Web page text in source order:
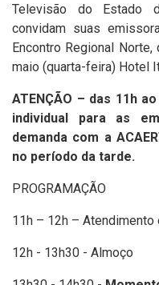
Televisão do Estado
convidam suas
Encontro Regional
maio (quarta-feira) Hotel
ATENÇÃO – das 11h
individual para as
demanda com a
no período da tarde.
PROGRAMAÇÃO
11h – 12h –
12h - 13h30 - Almoço